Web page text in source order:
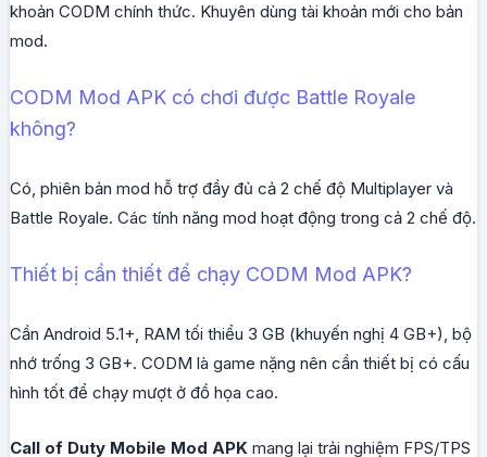
khoản CODM chính thức. Khuyên dùng tài khoản mới cho bản
mod.
CODM Mod APK có chơi được Battle Royale
không?
Có, phiên bản mod hỗ trợ đầy đủ cả 2 chế độ Multiplayer và
Battle Royale. Các tính năng mod hoạt động trong cả 2 chế độ.
Thiết bị cần thiết để chạy CODM Mod APK?
Cần Android 5.1+, RAM tối thiểu 3 GB (khuyến nghị 4 GB+), bộ
nhớ trống 3 GB+. CODM là game nặng nên cần thiết bị có cấu
hình tốt để chạy mượt ở đồ họa cao.
Call of Duty Mobile Mod APKmang lại trải nghiệm FPS/TPS